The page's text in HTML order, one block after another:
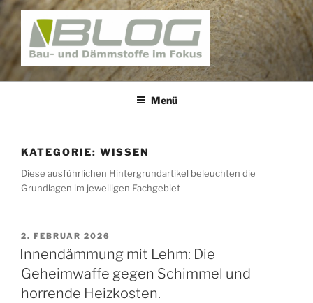
Zum
Inhalt
springen
BAUNATIV – BLOG
Bau und Dämmstoffe im Fokus
Menü
KATEGORIE: WISSEN
Diese ausführlichen Hintergrundartikel beleuchten die
Grundlagen im jeweiligen Fachgebiet
VERÖFFENTLICHT
AM
2. FEBRUAR 2026
Innendämmung mit Lehm: Die
Geheimwaffe gegen Schimmel und
horrende Heizkosten.